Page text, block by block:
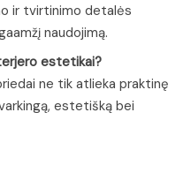
ir tvirtinimo detalės
naudojimą.
estetikai?
ne tik atlieka praktinę
estetišką bei